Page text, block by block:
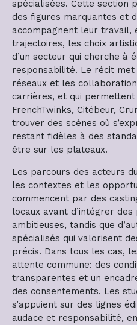
spécialisées. Cette section
des figures marquantes et
accompagnent leur travail,
trajectoires, les choix
d’un secteur qui cherche à
responsabilité. Le récit
réseaux et les
carrières, et qui
FrenchTwinks, Citébeur,
trouver des scènes où
restant fidèles à des
être sur les plateaux.
Les parcours des acteurs
les contextes et les
commencent par des
locaux avant d’intégrer
ambitieuses, tandis que
spécialisés qui valorisent
précis. Dans tous les cas,
attente commune: des
transparentes et un
des consentements. Les
s’appuient sur des lignes
audace et responsabilité,